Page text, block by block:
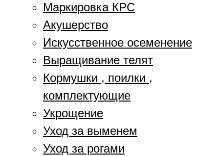
Маркировка КРС
Акушерство
Искусственное осеменение
Выращивание телят
Кормушки , поилки ,
комплектующие
Укрощение
Уход за выменем
Уход за рогами